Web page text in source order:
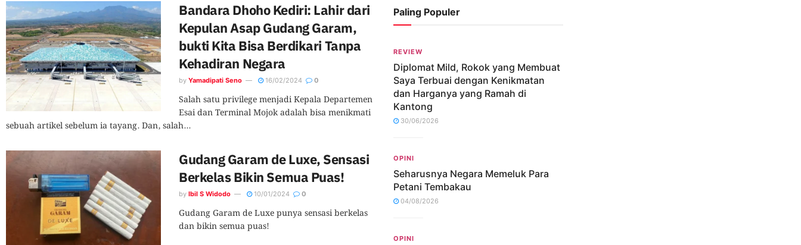
Bandara Dhoho Kediri: Lahir dari
Kepulan Asap Gudang Garam,
bukti Kita Bisa Berdikari Tanpa
Kehadiran Negara
by Yamadipati Seno 16/02/2024 0
Salah satu privilege menjadi Kepala Departemen
Esai dan Terminal Mojok adalah bisa menikmati
sebuah artikel sebelum ia tayang. Dan, salah...
Gudang Garam de Luxe, Sensasi
Berkelas Bikin Semua Puas!
by Ibil S Widodo 10/01/2024 0
Gudang Garam de Luxe punya sensasi berkelas
dan bikin semua puas!
Paling Populer
REVIEW
Diplomat Mild, Rokok yang Membuat
Saya Terbuai dengan Kenikmatan
dan Harganya yang Ramah di
Kantong
30/06/2026
OPINI
Seharusnya Negara Memeluk Para
Petani Tembakau
04/08/2026
OPINI